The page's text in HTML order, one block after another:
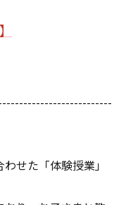
せた「体験授業」